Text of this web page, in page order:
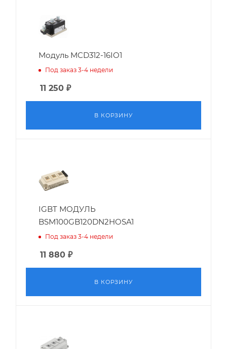
Модуль MCD312-16IO1
Под заказ 3-4 недели
11 250 ₽
В КОРЗИНУ
IGBT МОДУЛЬ
BSM100GB120DN2HOSA1
Под заказ 3-4 недели
11 880 ₽
В КОРЗИНУ